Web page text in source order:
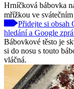
Hrníčková bábovka
mřížkou ve
Přidejte si obsah
hledání a Google
Bábovkové těsto je
si do nosu s touto
vláčná.